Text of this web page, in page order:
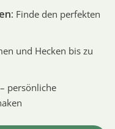
Finde den perfekten
und Hecken bis zu
persönliche